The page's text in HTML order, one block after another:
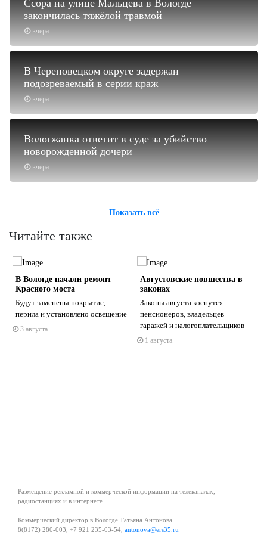
вчера
Ссора на улице Мальцева в Вологде
закончилась тяжёлой травмой
вчера
В Череповецком округе задержан
подозреваемый в серии краж
вчера
Вологжанка ответит в суде за убийство
новорожденной дочери
Показать всё
Читайте также
В Вологде начали ремонт
Красного моста
Будут заменены покрытие,
перила и установлено освещение
3 августа
Августовские новшества в
законах
Законы августа коснутся
пенсионеров, владельцев
гаражей и налогоплательщиков
1 августа
Размещение рекламной и коммерческой информации на телеканалах,
радиостанциях и в интернете.
Коммерческий директор в Вологде Татьяна Антонова
8(8172) 280-003, +7 921 235-03-54, antonova@ers35.ru